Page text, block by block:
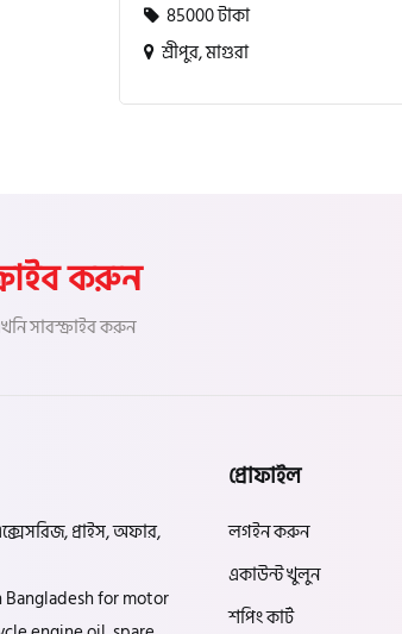
85000 টাকা
শ্রীপুর, মাগুরা
করুন
সাবস্ক্রাইব করুন
প্রাইস, অফার,
for motor
প্রোফাইল
লগইন করুন
একাউন্ট খুলুন
শপিং কার্ট